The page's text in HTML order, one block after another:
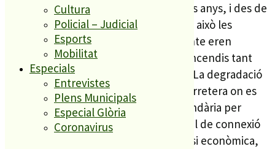
Cultura
Policial – Judicial
Esports
Mobilitat
Especials
Entrevistes
Plens Municipals
Especial Glòria
Coronavirus
El restaurant i hostal va tancar ja fa uns anys, i des de
llavors l’immoble ha estat tancat. Tot i això les
incursions de persones alienes al recinte eren
freqüents i s’hi ha generat diferents incendis tant
dins com just al voltant de l’immoble. La degradació
màxima, però, ha arribat des que la carretera on es
troba el Molí Vell, va passar a ser secundària per
l’entrada en funcionament del nou vial de connexió
amb Blanes. Això, combinat amb la crisi econòmica,